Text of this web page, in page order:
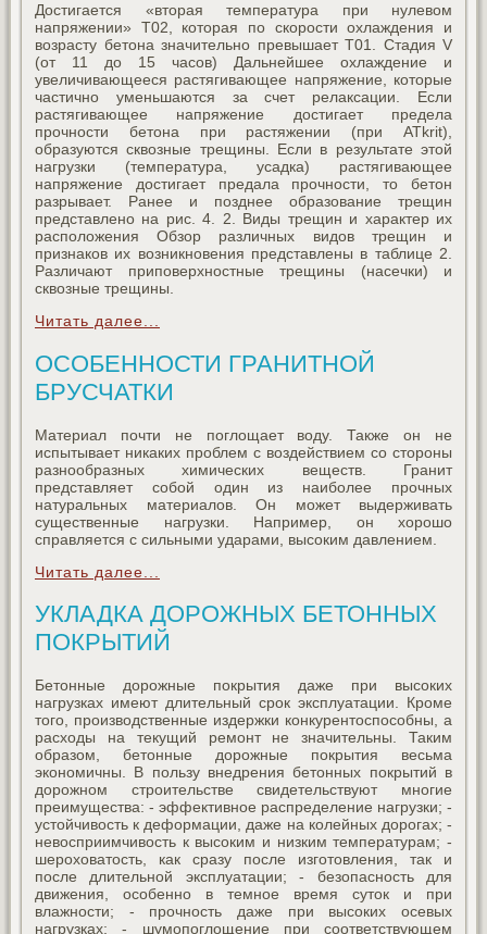
Достигается «вторая температура при нулевом
напряжении» T02, которая по скорости охлаждения и
возрасту бетона значительно превышает T01. Стадия V
(от 11 до 15 часов) Дальнейшее охлаждение и
увеличивающееся растягивающее напряжение, которые
частично уменьшаются за счет релаксации. Если
растягивающее напряжение достигает предела
прочности бетона при растяжении (при ATkrit),
образуются сквозные трещины. Если в результате этой
нагрузки (температура, усадка) растягивающее
напряжение достигает предала прочности, то бетон
разрывает. Ранее и позднее образование трещин
представлено на рис. 4. 2. Виды трещин и характер их
расположения Обзор различных видов трещин и
признаков их возникновения представлены в таблице 2.
Различают приповерхностные трещины (насечки) и
сквозные трещины.
Читать далее...
ОСОБЕННОСТИ ГРАНИТНОЙ
БРУСЧАТКИ
Материал почти не поглощает воду. Также он не
испытывает никаких проблем с воздействием со стороны
разнообразных химических веществ. Гранит
представляет собой один из наиболее прочных
натуральных материалов. Он может выдерживать
существенные нагрузки. Например, он хорошо
справляется с сильными ударами, высоким давлением.
Читать далее...
УКЛАДКА ДОРОЖНЫХ БЕТОННЫХ
ПОКРЫТИЙ
Бетонные дорожные покрытия даже при высоких
нагрузках имеют длительный срок эксплуатации. Кроме
того, производственные издержки конкурентоспособны, а
расходы на текущий ремонт не значительны. Таким
образом, бетонные дорожные покрытия весьма
экономичны. В пользу внедрения бетонных покрытий в
дорожном строительстве свидетельствуют многие
преимущества: - эффективное распределение нагрузки; -
устойчивость к деформации, даже на колейных дорогах; -
невосприимчивость к высоким и низким температурам; -
шероховатость, как сразу после изготовления, так и
после длительной эксплуатации; - безопасность для
движения, особенно в темное время суток и при
влажности; - прочность даже при высоких осевых
нагрузках; - шумопоглощение при соответствующем